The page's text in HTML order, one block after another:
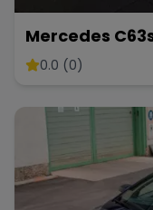
Mercedes
0.0 (0)